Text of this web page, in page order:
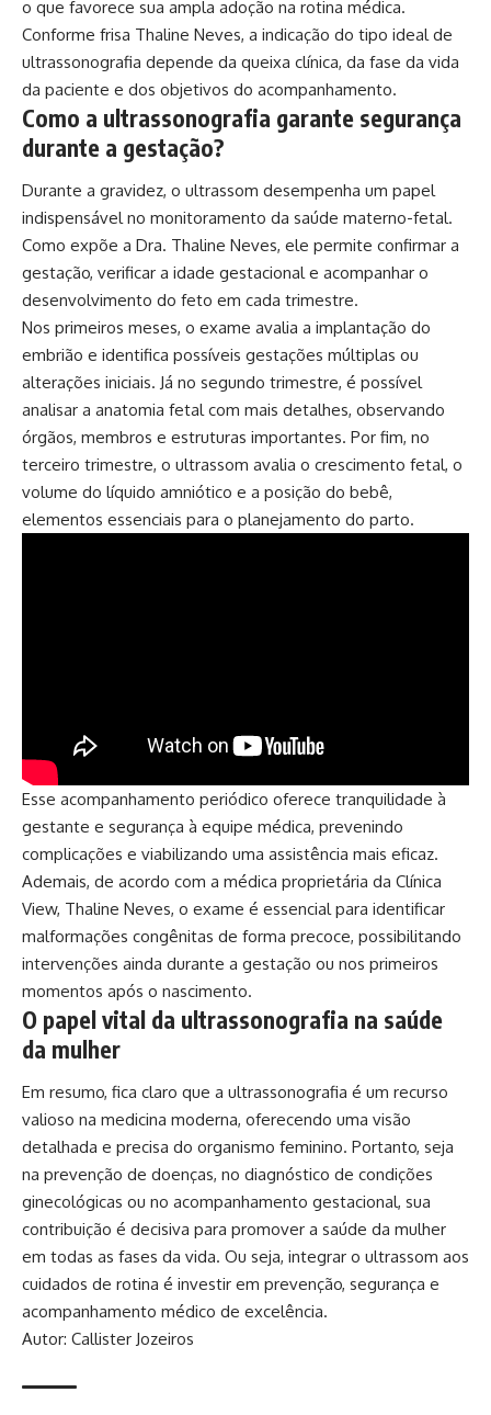
o que favorece sua ampla adoção na rotina médica.
Conforme frisa Thaline Neves, a indicação do tipo ideal de
ultrassonografia depende da queixa clínica, da fase da vida
da paciente e dos objetivos do acompanhamento.
Como a ultrassonografia garante segurança
durante a gestação?
Durante a gravidez, o ultrassom desempenha um papel
indispensável no monitoramento da saúde materno-fetal.
Como expõe a Dra. Thaline Neves, ele permite confirmar a
gestação, verificar a idade gestacional e acompanhar o
desenvolvimento do feto em cada trimestre.
Nos primeiros meses, o exame avalia a implantação do
embrião e identifica possíveis gestações múltiplas ou
alterações iniciais. Já no segundo trimestre, é possível
analisar a anatomia fetal com mais detalhes, observando
órgãos, membros e estruturas importantes. Por fim, no
terceiro trimestre, o ultrassom avalia o crescimento fetal, o
volume do líquido amniótico e a posição do bebê,
elementos essenciais para o planejamento do parto.
Esse acompanhamento periódico oferece tranquilidade à
gestante e segurança à equipe médica, prevenindo
complicações e viabilizando uma assistência mais eficaz.
Ademais, de acordo com a médica proprietária da Clínica
View, Thaline Neves, o exame é essencial para identificar
malformações congênitas de forma precoce, possibilitando
intervenções ainda durante a gestação ou nos primeiros
momentos após o nascimento.
O papel vital da ultrassonografia na saúde
da mulher
Em resumo, fica claro que a ultrassonografia é um recurso
valioso na medicina moderna, oferecendo uma visão
detalhada e precisa do organismo feminino. Portanto, seja
na prevenção de doenças, no diagnóstico de condições
ginecológicas ou no acompanhamento gestacional, sua
contribuição é decisiva para promover a saúde da mulher
em todas as fases da vida. Ou seja, integrar o ultrassom aos
cuidados de rotina é investir em prevenção, segurança e
acompanhamento médico de excelência.
Autor: Callister Jozeiros